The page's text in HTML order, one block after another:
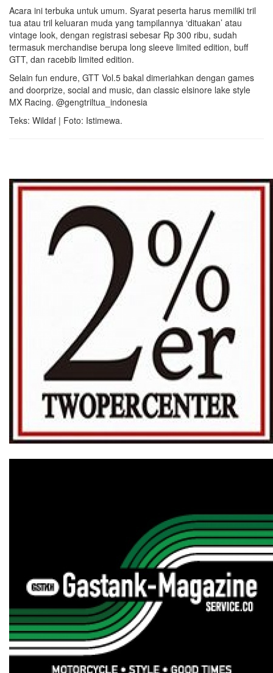
Acara ini terbuka untuk umum. Syarat peserta harus memiliki tril
tua atau tril keluaran muda yang tampilannya ‘dituakan’ atau
vintage look, dengan registrasi sebesar Rp 300 ribu, sudah
termasuk merchandise berupa long sleeve limited edition, buff
GTT, dan racebib limited edition.
Selain fun endure, GTT Vol.5 bakal dimeriahkan dengan games
and doorprize, social and music, dan classic elsinore lake style
MX Racing. @gengtriltua_indonesia
Teks: Wildaf | Foto: Istimewa.